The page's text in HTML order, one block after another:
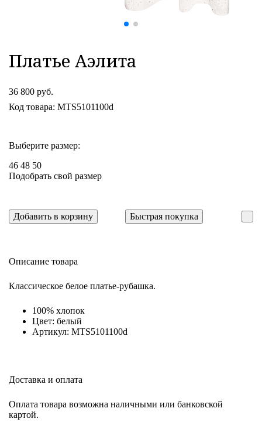
Платье Аэлита
36 800 руб.
Код товара: MTS5101100d
Выберите размер:
46 48 50
Подобрать свой размер
Добавить в корзину Быстрая покупка
Описание товара
Классическое белое платье-рубашка.
100% хлопок
Цвет: белый
Артикул: MTS5101100d
Доставка и оплата
Оплата товара возможна наличными или банковской
картой.